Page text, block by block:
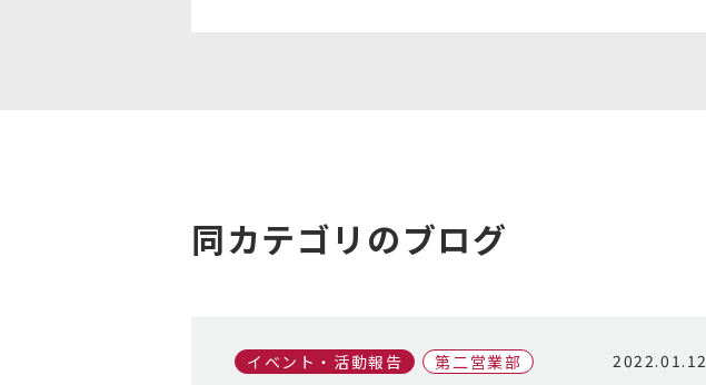
同カテゴリのブログ
イベント・活動報告 第二営業部 2022.01.12